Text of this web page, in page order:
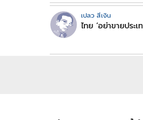
เปลว สีเงิน
ไทย ‘อย่าขายประเ